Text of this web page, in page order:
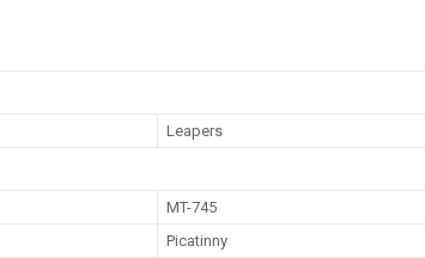
Leapers
MT-745
Picatinny